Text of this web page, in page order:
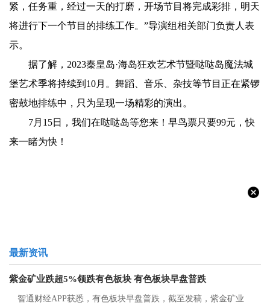
紧，任务重，经过一天的打磨，开场节目将完成彩排，明天
将进行下一个节目的排练工作。”导演组相关部门负责人表
示。
据了解，2023秦皇岛·海岛狂欢艺术节暨哒哒岛魔法城
堡艺术季将持续到10月。舞蹈、音乐、杂技等节目正在紧锣
密鼓地排练中，只为呈现一场精彩的演出。
7月15日，我们在哒哒岛等您来！早鸟票只要99元，快
来一睹为快！
最新资讯
紫金矿业跌超5%领跌有色板块 有色板块早盘普跌
智通财经APP获悉，有色板块早盘普跌，截至发稿，紫金矿业